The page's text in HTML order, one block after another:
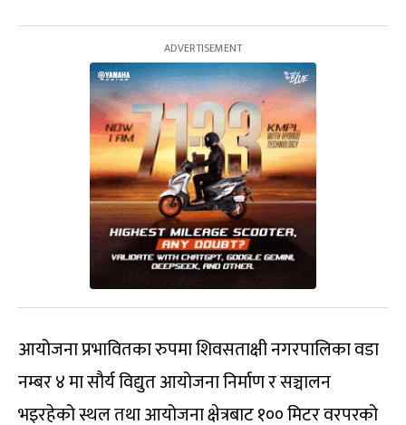
आयोजना प्रभावितका रुपमा शिवसताक्षी नगरपालिका वडा
नम्बर ४ मा सौर्य विद्युत आयोजना निर्माण र सञ्चालन
भइरहेको स्थल तथा आयोजना क्षेत्रबाट १०० मिटर वरपरको